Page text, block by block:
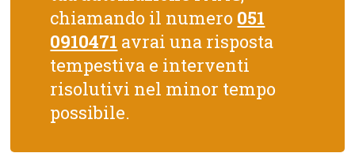
chiamando il numero 051
0910471 avrai una risposta
tempestiva e interventi
risolutivi nel minor tempo
possibile.